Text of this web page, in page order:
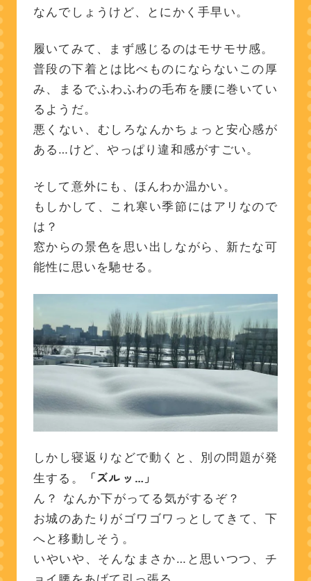
なんでしょうけど、とにかく手早い。
履いてみて、まず感じるのはモサモサ感。
普段の下着とは比べものにならないこの厚
み、まるでふわふわの毛布を腰に巻いてい
るようだ。
悪くない、むしろなんかちょっと安心感が
ある…けど、やっぱり違和感がすごい。
そして意外にも、ほんわか温かい。
もしかして、これ寒い季節にはアリなので
は？
窓からの景色を思い出しながら、新たな可
能性に思いを馳せる。
しかし寝返りなどで動くと、別の問題が発
生する。
「ズルッ…」
ん？ なんか下がってる気がするぞ？
お城のあたりがゴワゴワっとしてきて、下
へと移動しそう。
いやいや、そんなまさか…と思いつつ、チ